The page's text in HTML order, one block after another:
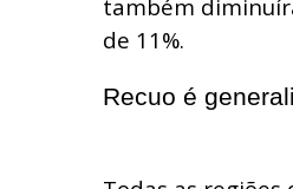
também
de 11%.
Recuo é